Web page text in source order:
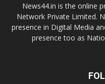
News44.in is the online
Network Private Limited.
presence in Digital Media
presence too as